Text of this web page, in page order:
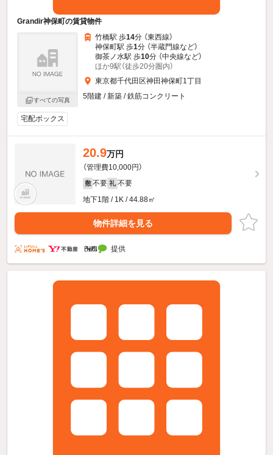
Grandir神保町の賃貸物件
すべての写真
竹橋駅 歩14分 （東西線）
神保町駅 歩1分 （半蔵門線など）
御茶ノ水駅 歩10分 （中央線など）
ほか9駅（徒歩20分圏内）
東京都千代田区神田神保町1丁目
5階建 / 新築 / 鉄筋コンクリート
宅配ボックス
20.9万円
（管理費10,000円）
敷 不要 礼 不要
地下1階 / 1K / 44.88㎡
物件詳細を見る
提供